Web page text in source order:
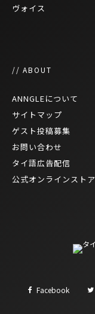
ヴォイス
// ABOUT
ANNGLEについて
サイトマップ
ゲスト投稿募集
お問い合わせ
タイ語広告配信
公式オンラインストア
Facebook